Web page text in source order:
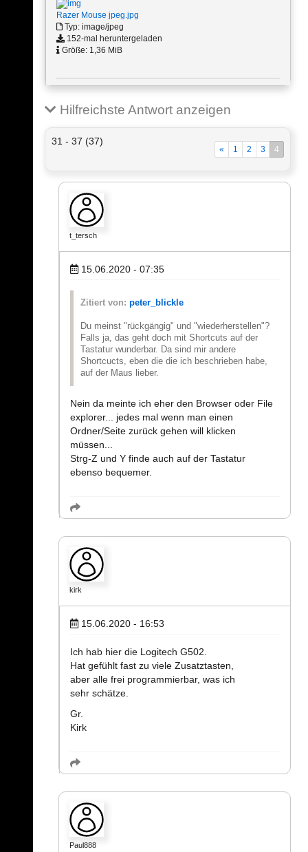
Razer Mouse jpeg.jpg
Typ: image/jpeg
152-mal heruntergeladen
Größe: 1,36 MiB
Hilfreichste Antwort anzeigen
31 - 37 (37)
« 1 2 3 4
t_tersch
15.06.2020 - 07:35
Zitiert von: peter_blickle
Du meinst "rückgängig" und "wiederherstellen"?
Falls ja, das geht doch mit Shortcuts auf der
Tastatur wunderbar. Da sind mir andere
Shortcucts, eben die die ich beschrieben habe,
auf der Maus lieber.
Nein da meinte ich eher den Browser oder File
explorer... jedes mal wenn man einen
Ordner/Seite zurück gehen will klicken
müssen...
Strg-Z und Y finde auch auf der Tastatur
ebenso bequemer.
kirk
15.06.2020 - 16:53
Ich hab hier die Logitech G502.
Hat gefühlt fast zu viele Zusatztasten,
aber alle frei programmierbar, was ich
sehr schätze.
Gr.
Kirk
Paul888